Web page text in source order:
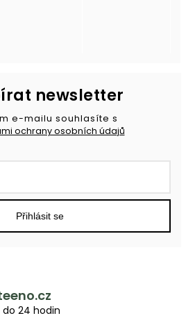
24 hodin
newsletter
e-mailu souhlasíte s
ochrany osobních údajů
Přihlásit se